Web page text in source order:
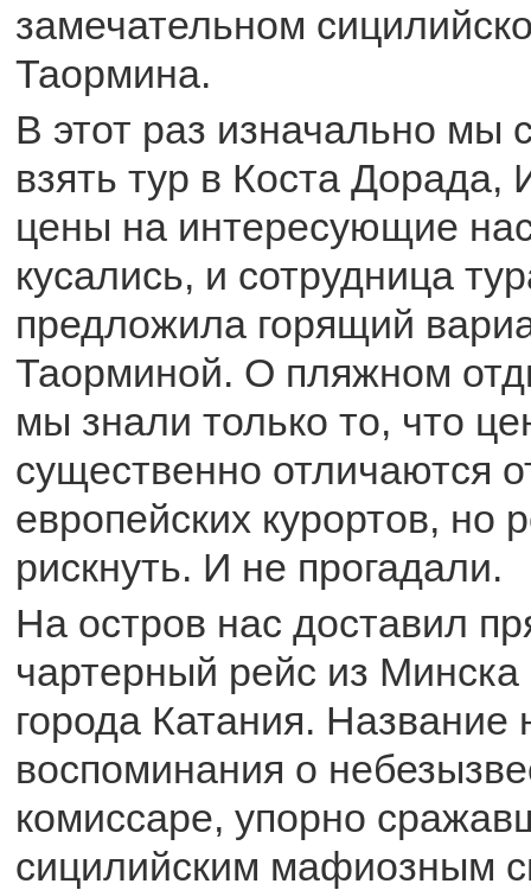
замечательном
Таормина.
В этот раз изначально мы
взять тур в Коста Дорада,
цены на интересующие
кусались, и сотрудница
предложила горящий
Таорминой. О пляжном
мы знали только то, что
существенно отличаются
европейских курортов, но
рискнуть. И не прогадали.
На остров нас доставил
чартерный рейс из Минска
города Катания. Название
воспоминания о
комиссаре, упорно
сицилийским мафиозным